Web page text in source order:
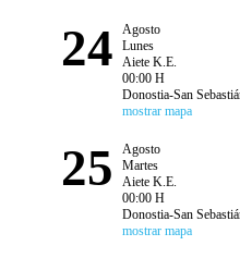
24
Agosto
Lunes
Aiete K.E.
00:00 H
Donostia-San
mostrar mapa
25
Agosto
Martes
Aiete K.E.
00:00 H
Donostia-San
mostrar mapa